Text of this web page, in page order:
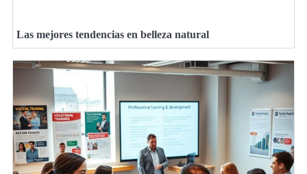
Las mejores tendencias en belleza natural